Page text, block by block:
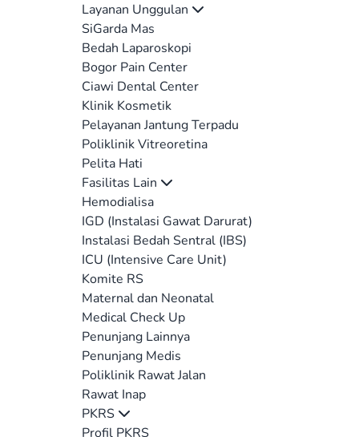
Layanan Unggulan
SiGarda Mas
Bedah Laparoskopi
Bogor Pain Center
Ciawi Dental Center
Klinik Kosmetik
Pelayanan Jantung Terpadu
Poliklinik Vitreoretina
Pelita Hati
Fasilitas Lain
Hemodialisa
IGD (Instalasi Gawat Darurat)
Instalasi Bedah Sentral (IBS)
ICU (Intensive Care Unit)
Komite RS
Maternal dan Neonatal
Medical Check Up
Penunjang Lainnya
Penunjang Medis
Poliklinik Rawat Jalan
Rawat Inap
PKRS
Profil PKRS